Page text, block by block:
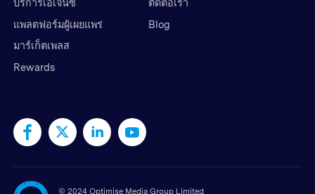
บริการเอเจนซี่
แพลตฟอร์มผู้เผยแพร่
มาร์เก็ตเพลส
Rewards
ติดต่อเรา
Blog
© 2024 Optimise Media Group Limited